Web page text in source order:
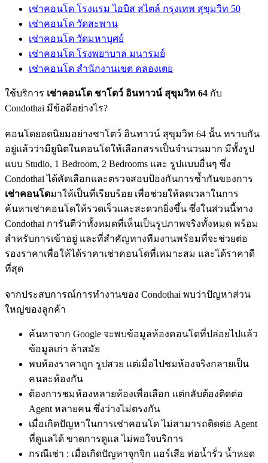
เช่าคอนโด โรงแรม ไอบิส สไตล์ กรุงเทพ สุขุมวิท 50
เช่าคอนโด วัดสะพาน
เช่าคอนโด วัดมหาบุศย์
เช่าคอนโด โรงพยาบาล มนารมย์
เช่าคอนโด สำนักงานเขต คลองเตย
ใช้บริการ เช่าคอนโด ชาโตว์ อินทาวน์ สุขุมวิท 64 กับ
Condothai มีข้อดีอย่างไร?
คอนโดยอดนิยมอย่างชาโตว์ อินทาวน์ สุขุมวิท 64 นั้น ทราบกัน
อยู่แล้วว่ามียูนิตในคอนโดให้เลือกสรรเป็นจำนวนมาก มีทั้งรูป
แบบ Studio, 1 Bedroom, 2 Bedrooms และ รูปแบบอื่นๆ ซึ่ง
Condothai ได้คัดเลือกและตรวจสอบป้องกันการซ้ำกันของการ
เช่าคอนโดมาให้เป็นที่เรียบร้อย เพื่อช่วยให้ลดเวลาในการ
ค้นหาเช่าคอนโดให้รวดเร็วและสะดวกยิ่งขึ้น ซึ่งในส่วนนี้ทาง
Condothai การันตีว่าทั้งหมดที่เห็นเป็นรูปภาพจริงทั้งหมด พร้อม
สำหรับการเข้าอยู่ และที่สำคัญทางทีมงานพร้อมที่จะช่วยต่อ
รองราคาเพื่อให้ได้ราคาเช่าคอนโดที่เหมาะสม และได้ราคาดี
ที่สุด
จากประสบการณ์การทำงานของ Condothai พบว่าปัญหาส่วน
ใหญ่ของลูกค้า
ค้นหาจาก Google จะพบข้อมูลห้องคอนโดที่ปล่อยไปแล้ว
ข้อมูลเก่า ล้าสมัย
พบห้องราคาถูก รูปสวย แต่เมื่อไปชมห้องจริงกลายเป็น
คนละห้องกัน
ต้องการชมห้องหลายห้องเพื่อเลือก แต่กลับต้องติดต่อ
Agent หลายคน ซึ่งว่างไม่ตรงกัน
เมื่อเกิดปัญหาในการเช่าคอนโด ไม่สามารถติดต่อ Agent
ที่ดูแลได้ ขาดการดูแล ไม่พอใจบริการ
กรณีเช่า : เมื่อเกิดปัญหาจุกจิก แอร์เสีย ท่อน้ำรั่ว น้ำหยด